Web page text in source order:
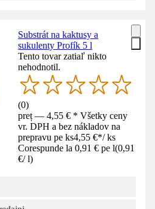
Substrát na kaktusy a
sukulenty Profík 5 l
Tento tovar zatiaľ nikto
nehodnotil.
(0)
preț — 4,55 € * Všetky ceny
vr. DPH a bez nákladov na
prepravu pe ks4,55 €*/ ks
Corespunde la 0,91 € pe l(0,91
€/ l)